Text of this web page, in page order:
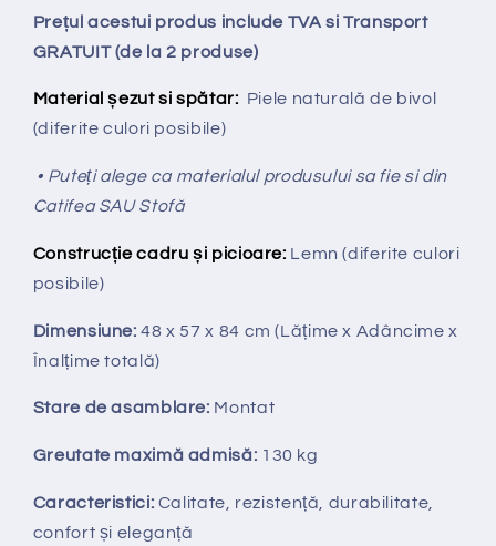
Prețul acestui produs include TVA si Transport
GRATUIT (de la 2 produse)
Material șezut si spătar: Piele naturală de bivol
(diferite culori posibile)
• Puteți alege ca materialul produsului sa fie si din
Catifea SAU Stofă
Construcție cadru și picioare: Lemn (diferite culori
posibile)
Dimensiune: 48 x 57 x 84 cm(Lățime x Adâncime x
Înalțime totală)
Stare de asamblare: Montat
Greutate maximă admisă: 130 kg
Caracteristici: Calitate, rezistență, durabilitate,
confort și eleganță